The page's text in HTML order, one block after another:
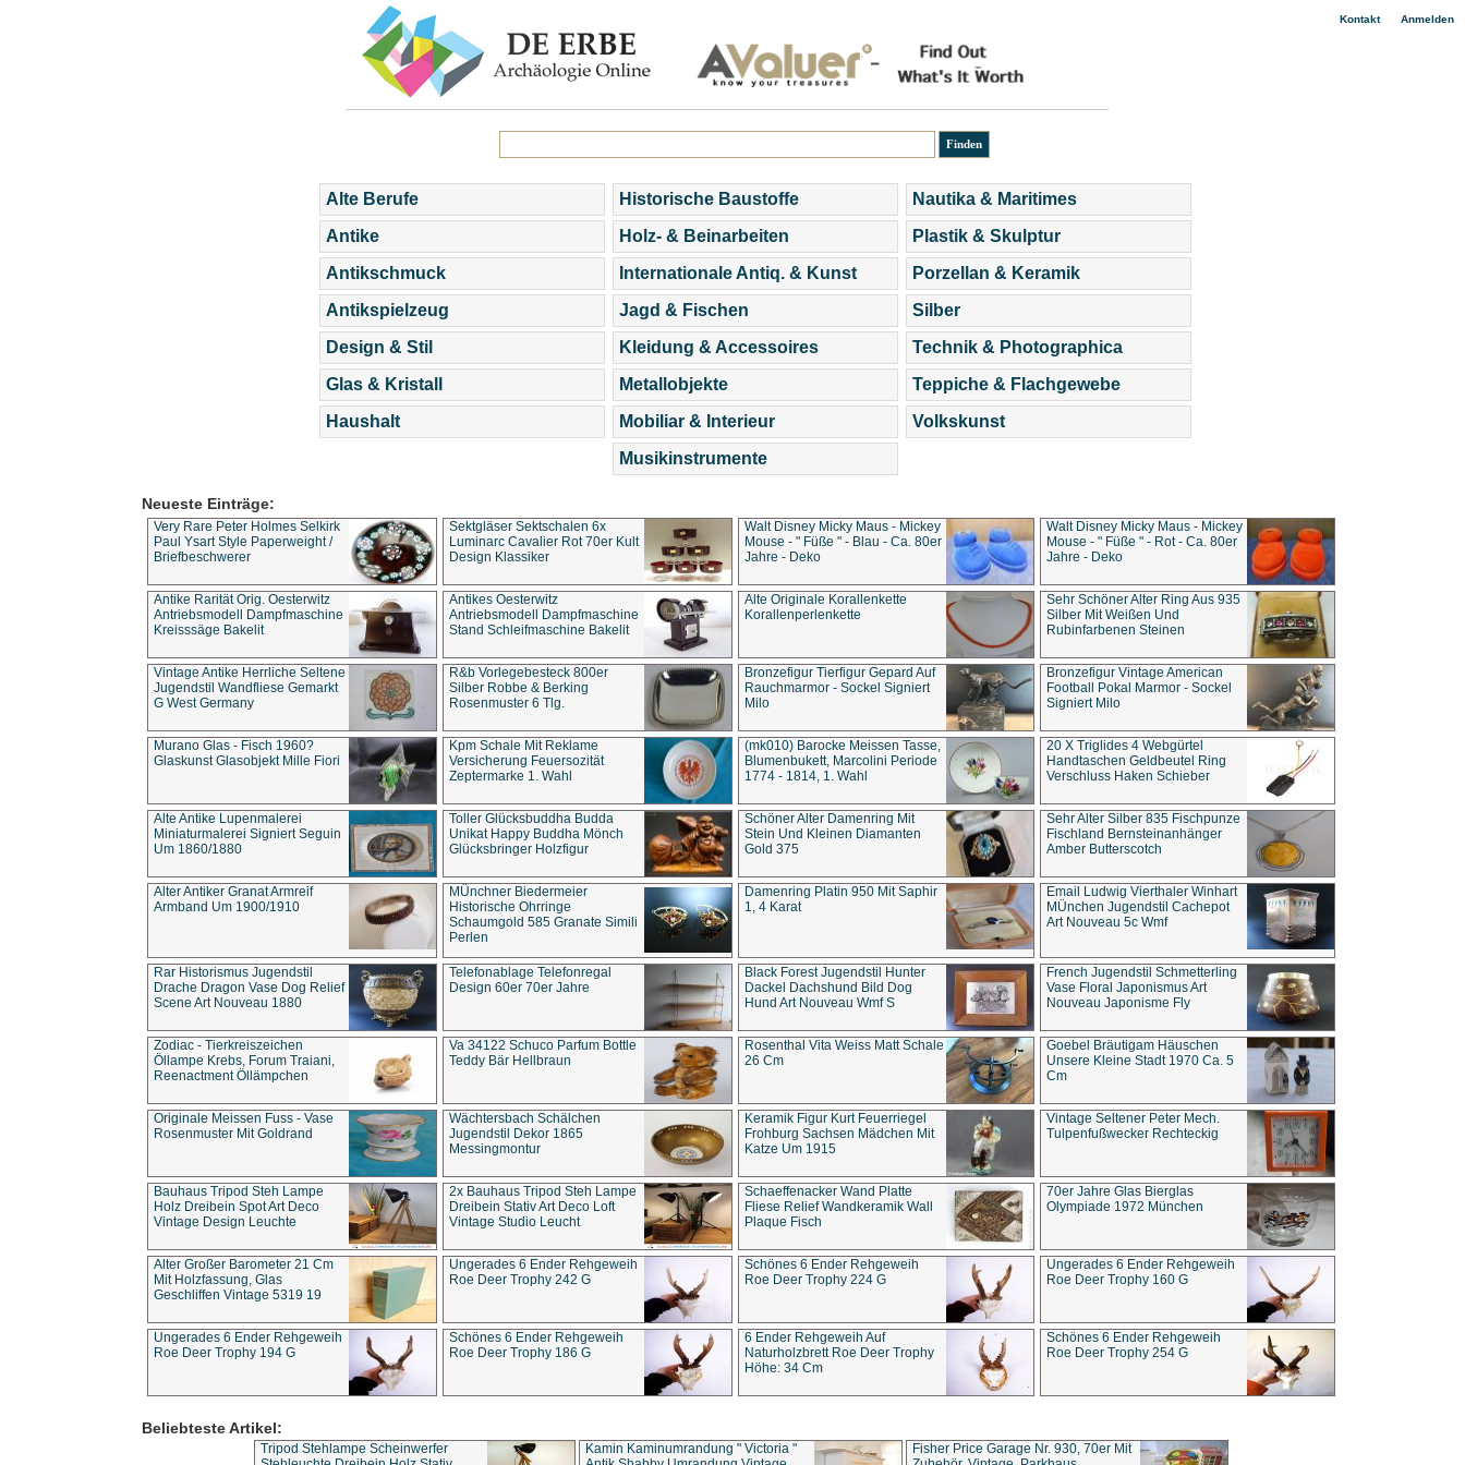
Kontakt| Anmelden
Alte Berufe
Antike
Antikschmuck
Antikspielzeug
Design & Stil
Glas & Kristall
Haushalt
Historische Baustoffe
Holz- & Beinarbeiten
Internationale Antiq. & Kunst
Jagd & Fischen
Kleidung & Accessoires
Metallobjekte
Mobiliar & Interieur
Musikinstrumente
Nautika & Maritimes
Plastik & Skulptur
Porzellan & Keramik
Silber
Technik & Photographica
Teppiche & Flachgewebe
Volkskunst
Neueste Einträge:
Very Rare Peter Holmes Selkirk
Paul Ysart Style Paperweight /
Briefbeschwerer
Sektgläser Sektschalen 6x
Luminarc Cavalier Rot 70er Kult
Design Klassiker
Walt Disney Micky Maus - Mickey
Mouse - " Füße " - Blau - Ca. 80er
Jahre - Deko
Walt Disney Micky Maus - Mickey
Mouse - " Füße " - Rot - Ca. 80er
Jahre - Deko
Antike Rarität Orig. Oesterwitz
Antriebsmodell Dampfmaschine
Kreisssäge Bakelit
Antikes Oesterwitz
Antriebsmodell Dampfmaschine
Stand Schleifmaschine Bakelit
Alte Originale Korallenkette
Korallenperlenkette
Sehr Schöner Alter Ring Aus 935
Silber Mit Weißen Und
Rubinfarbenen Steinen
Vintage Antike Herrliche Seltene
Jugendstil Wandfliese Gemarkt
G West Germany
R&b Vorlegebesteck 800er
Silber Robbe & Berking
Rosenmuster 6 Tlg.
Bronzefigur Tierfigur Gepard Auf
Rauchmarmor - Sockel Signiert
Milo
Bronzefigur Vintage American
Football Pokal Marmor - Sockel
Signiert Milo
Murano Glas - Fisch 1960?
Glaskunst Glasobjekt Mille Fiori
Kpm Schale Mit Reklame
Versicherung Feuersozität
Zeptermarke 1. Wahl
(mk010) Barocke Meissen Tasse,
Blumenbukett, Marcolini Periode
1774 - 1814, 1. Wahl
20 X Triglides 4 Webgürtel
Handtaschen Geldbeutel Ring
Verschluss Haken Schieber
Alte Antike Lupenmalerei
Miniaturmalerei Signiert Seguin
Um 1860/1880
Toller Glücksbuddha Budda
Unikat Happy Buddha Mönch
Glücksbringer Holzfigur
Schöner Alter Damenring Mit
Stein Und Kleinen Diamanten
Gold 375
Sehr Alter Silber 835 Fischpunze
Fischland Bernsteinanhänger
Amber Butterscotch
Alter Antiker Granat Armreif
Armband Um 1900/1910
MÜnchner Biedermeier
Historische Ohrringe
Schaumgold 585 Granate Simili
Perlen
Damenring Platin 950 Mit Saphir
1, 4 Karat
Email Ludwig Vierthaler Winhart
MÜnchen Jugendstil Cachepot
Art Nouveau 5c Wmf
Rar Historismus Jugendstil
Drache Dragon Vase Dog Relief
Scene Art Nouveau 1880
Telefonablage Telefonregal
Design 60er 70er Jahre
Black Forest Jugendstil Hunter
Dackel Dachshund Bild Dog
Hund Art Nouveau Wmf S
French Jugendstil Schmetterling
Vase Floral Japonismus Art
Nouveau Japonisme Fly
Zodiac - Tierkreiszeichen
Öllampe Krebs, Forum Traiani,
Reenactment Öllämpchen
Va 34122 Schuco Parfum Bottle
Teddy Bär Hellbraun
Rosenthal Vita Weiss Matt Schale
26 Cm
Goebel Bräutigam Häuschen
Unsere Kleine Stadt 1970 Ca. 5
Cm
Originale Meissen Fuss - Vase
Rosenmuster Mit Goldrand
Wächtersbach Schälchen
Jugendstil Dekor 1865
Messingmontur
Keramik Figur Kurt Feuerriegel
Frohburg Sachsen Mädchen Mit
Katze Um 1915
Vintage Seltener Peter Mech.
Tulpenfußwecker Rechteckig
Bauhaus Tripod Steh Lampe
Holz Dreibein Spot Art Deco
Vintage Design Leuchte
2x Bauhaus Tripod Steh Lampe
Dreibein Stativ Art Deco Loft
Vintage Studio Leucht
Schaeffenacker Wand Platte
Fliese Relief Wandkeramik Wall
Plaque Fisch
70er Jahre Glas Bierglas
Olympiade 1972 München
Alter Großer Barometer 21 Cm
Mit Holzfassung, Glas
Geschliffen Vintage 5319 19
Ungerades 6 Ender Rehgeweih
Roe Deer Trophy 242 G
Schönes 6 Ender Rehgeweih
Roe Deer Trophy 224 G
Ungerades 6 Ender Rehgeweih
Roe Deer Trophy 160 G
Ungerades 6 Ender Rehgeweih
Roe Deer Trophy 194 G
Schönes 6 Ender Rehgeweih
Roe Deer Trophy 186 G
6 Ender Rehgeweih Auf
Naturholzbrett Roe Deer Trophy
Höhe: 34 Cm
Schönes 6 Ender Rehgeweih
Roe Deer Trophy 254 G
Beliebteste Artikel:
Tripod Stehlampe Scheinwerfer
Kamin Kaminumrandung " Victoria "
Fisher Price Garage Nr. 930, 70er Mit